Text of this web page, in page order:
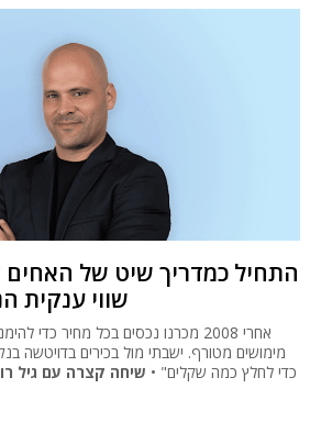
התחיל כמדריך שיט של האחים
שווי ענקית
מימושים מטורף. ישבתי מול בכירים בדויטשה
כדי לחלץ כמה שקלים" • שיחה קצרה עם גיל